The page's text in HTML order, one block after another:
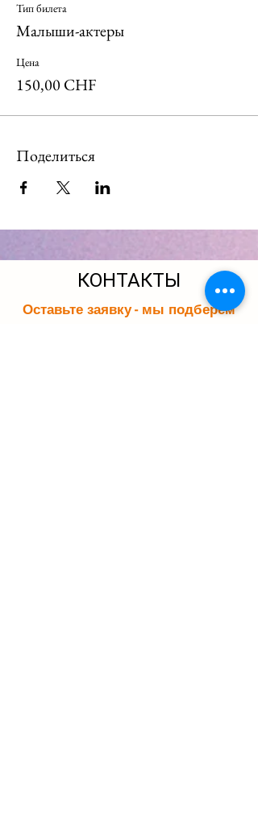
Тип билета
Малыши-актеры
Цена
150,00 CHF
Поделиться
КОНТАКТЫ
Оставьте заявку - мы подберем